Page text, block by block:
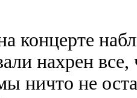
концерте
нахрен
ничто не